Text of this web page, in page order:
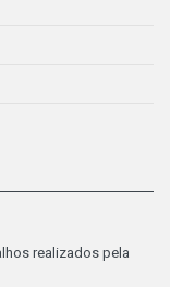
realizados pela